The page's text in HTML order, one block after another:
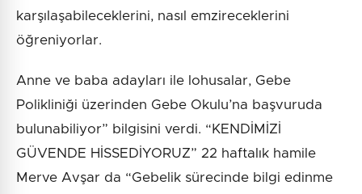
karşılaşabileceklerini, nasıl emzireceklerini
öğreniyorlar.
Anne ve baba adayları ile lohusalar, Gebe
Polikliniği üzerinden Gebe Okulu’na başvuruda
bulunabiliyor” bilgisini verdi. “KENDİMİZİ
GÜVENDE HİSSEDİYORUZ” 22 haftalık hamile
Merve Avşar da “Gebelik sürecinde bilgi edinme